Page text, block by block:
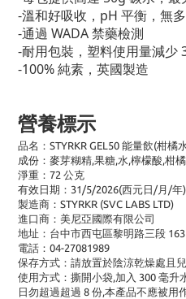
-溫和好吸收，pH 平衡，無
-通過 WADA 禁藥檢測
-耐用包裝，塑料使用量減少
-100% 純素，英國製造
營養標示
品名：STYRKR GEL50 能量飲(柑橘
成份：麥芽糊精,果糖,水,檸檬酸,柑橘
淨重：72 公克
有效日期：31/5/2026(西元日/月/年)
製造商：STYRKR (SVC LABS LTD)
進口商：美尼亞國際有限公司
地址：台中市西屯區黎明路三段
電話：04-27081989
保存方式：請放置於陰涼乾燥處且
使用方式：撕開小袋,加入 300 毫升
日勿超過超過 8 份,本產品不應被用